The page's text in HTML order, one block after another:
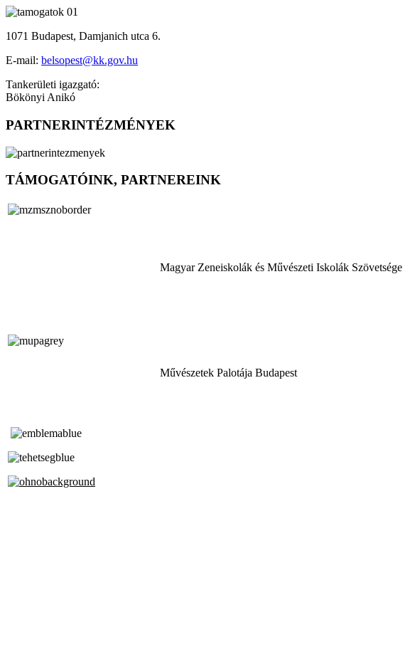
1071 Budapest, Damjanich utca 6.
E-mail: belsopest@kk.gov.hu
Tankerületi igazgató:
Bökönyi Anikó
PARTNERINTÉZMÉNYEK
TÁMOGATÓINK, PARTNEREINK
Magyar Zeneiskolák és Művészeti Iskolák Szövetsége
Művészetek Palotája Budapest